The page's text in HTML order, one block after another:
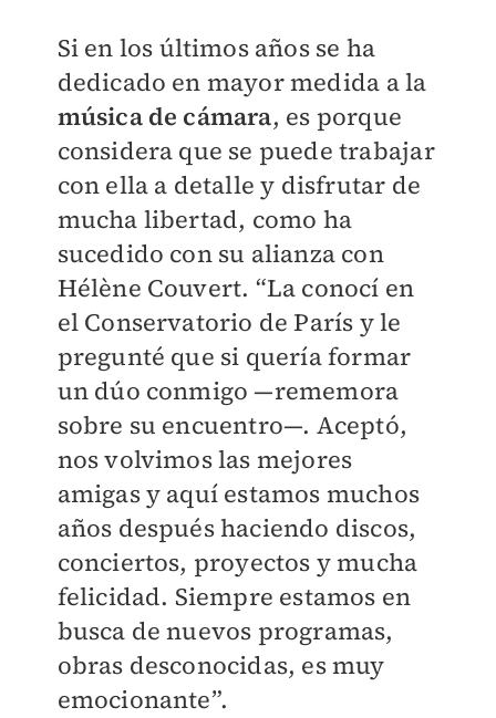
Si en los últimos años se ha
dedicado en mayor medida a la
música de cámara, es porque
considera que se puede trabajar
con ella a detalle y disfrutar de
mucha libertad, como ha
sucedido con su alianza con
Hélène Couvert. “La conocí en
el Conservatorio de París y le
pregunté que si quería formar
un dúo conmigo —rememora
sobre su encuentro—. Aceptó,
nos volvimos las mejores
amigas y aquí estamos muchos
años después haciendo discos,
conciertos, proyectos y mucha
felicidad. Siempre estamos en
busca de nuevos programas,
obras desconocidas, es muy
emocionante”.